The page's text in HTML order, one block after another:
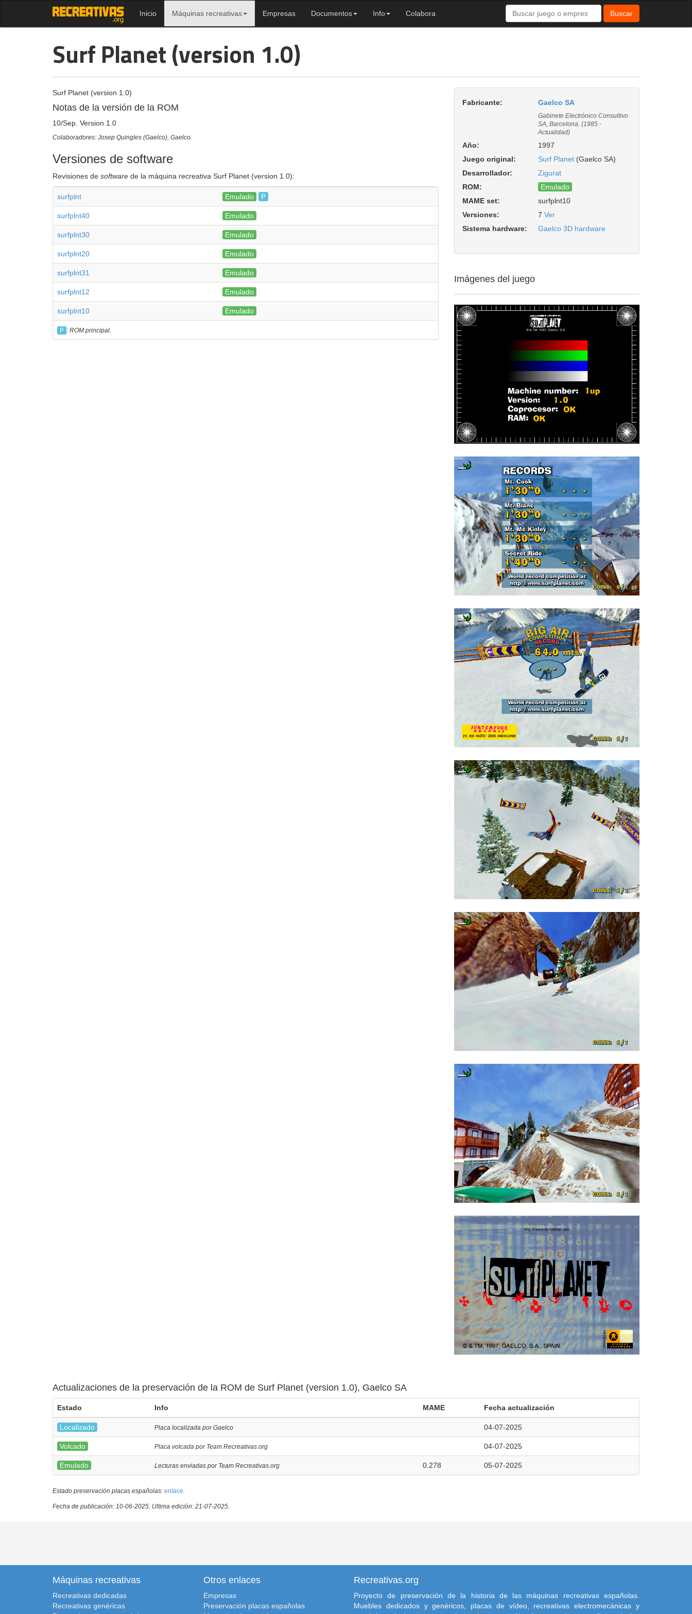
Inicio Máquinas recreativas Empresas Documentos Info Colabora Buscar
Surf Planet (version 1.0)
Surf Planet (version 1.0)
Notas de la versión de la ROM
10/Sep. Version 1.0
Colaboradores: Josep Quingles (Gaelco), Gaelco.
Versiones de software
Revisiones de software de la máquina recreativa Surf Planet (version 1.0):
surfplnt Emulado P
surfplnt40 Emulado
surfplnt30 Emulado
surfplnt20 Emulado
surfplnt31 Emulado
surfplnt12 Emulado
surfplnt10 Emulado
P : ROM principal.
Fabricante: Gaelco SA
Gabinete Electrónico Consultivo
SA, Barcelona. (1985 -
Actualidad)
Año:
1997
Juego original:
Surf Planet (Gaelco SA)
Desarrollador:
Zigurat
ROM:
Emulado
MAME set:
surfplnt10
Parent: surfplnt. Driver:
gaelco/gaelco3d.cpp
Versiones: 7 Ver
Sistema hardware:
Gaelco 3D hardware
Imágenes del juego
Actualizaciones de la preservación de la ROM de Surf Planet (version 1.0), Gaelco SA
Estado Info MAME Fecha actualización
Localizado Placa localizada por Gaelco 04-07-2025
Volcado Placa volcada por Team Recreativas.org 04-07-2025
Emulado Lecturas enviadas por Team Recreativas.org 0.278 05-07-2025
Estado preservación placas españolas: enlace.
Fecha de publicación: 10-06-2025. Ultima edición: 21-07-2025.
Máquinas recreativas
Recreativas dedicadas
Recreativas genéricas
Otros enlaces
Empresas
Preservación placas españolas
Recreativas.org
Proyecto de preservación de la historia de las máquinas recreativas españolas.
Muebles dedicados y genéricos, placas de vídeo, recreativas electromecánicas y